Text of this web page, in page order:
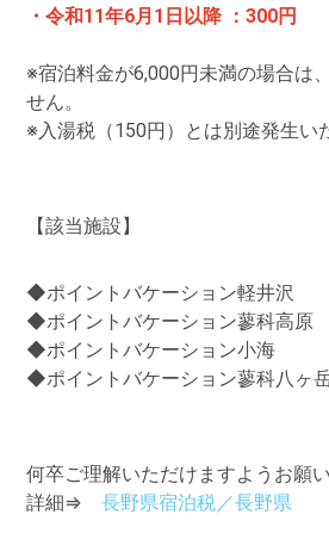
・令和11年6月1日以降 ：300円
※宿泊料金が6,000円未満の場合は
せん。
※入湯税（150円）とは別途発生い
【該当施設】
◆ポイントバケーション軽井沢
◆ポイントバケーション蓼科高原
◆ポイントバケーション小海
◆ポイントバケーション蓼科八ヶ
何卒ご理解いただけますようお願
詳細⇒ 長野県宿泊税／長野県